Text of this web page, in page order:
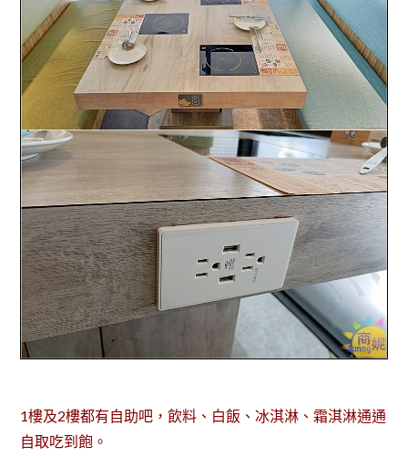
1樓及2樓都有自助吧，飲料、白飯、冰淇淋、霜淇淋通通
自取吃到飽。